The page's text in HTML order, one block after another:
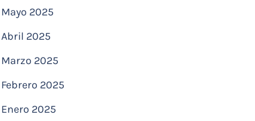
Mayo 2025
Abril 2025
Marzo 2025
Febrero 2025
Enero 2025